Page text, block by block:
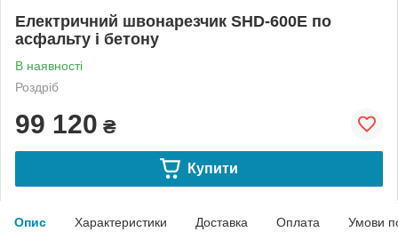
Електричний швонарезчик SHD-600E по
асфальту і бетону
В наявності
Роздріб
99 120 ₴
Купити
Опис Характеристики Доставка Оплата Умови